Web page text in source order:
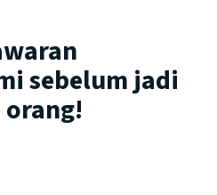
sebelum jadi